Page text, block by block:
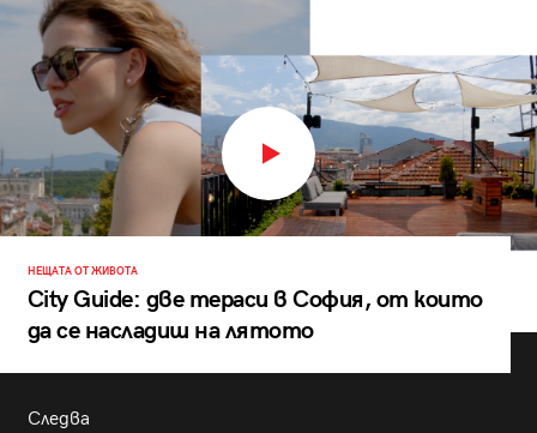
НЕЩАТА ОТ ЖИВОТА
City Guide: две тераси в София, от които
да се насладиш на лятото
Следва